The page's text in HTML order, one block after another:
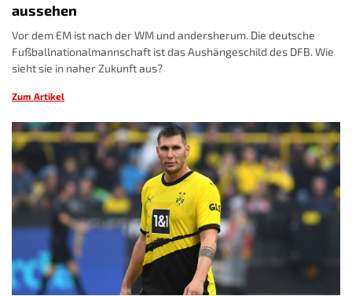
aussehen
Vor dem EM ist nach der WM und andersherum. Die deutsche
Fußballnationalmannschaft ist das Aushängeschild des DFB. Wie
sieht sie in naher Zukunft aus?
Zum Artikel